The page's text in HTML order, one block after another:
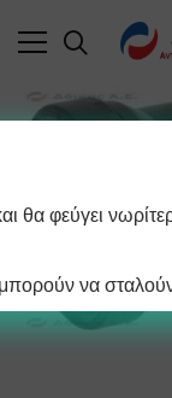
θα φεύγει
να σταλούν